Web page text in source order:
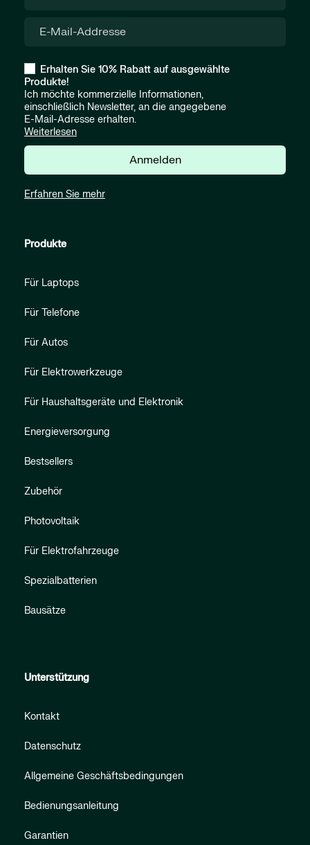
Erhalten Sie 10% Rabatt auf ausgewählte
Produkte!
Ich möchte kommerzielle Informationen,
einschließlich Newsletter, an die angegebene
E-Mail-Adresse erhalten.
Weiterlesen
Anmelden
Erfahren Sie mehr
Produkte
Für Laptops
Für Telefone
Für Autos
Für Elektrowerkzeuge
Für Haushaltsgeräte und Elektronik
Energieversorgung
Bestsellers
Zubehör
Photovoltaik
Für Elektrofahrzeuge
Spezialbatterien
Bausätze
Unterstützung
Kontakt
Datenschutz
Allgemeine Geschäftsbedingungen
Bedienungsanleitung
Garantien